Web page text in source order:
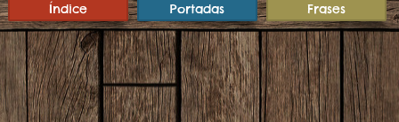
Frases
Portadas
Índice